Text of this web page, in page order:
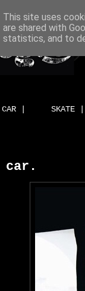
CAR | SKATE |
This site uses
are shared with
statistics, and to